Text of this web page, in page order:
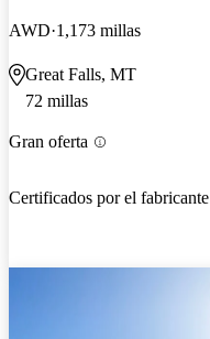
AWD 1,173 millas
Great Falls, MT
72 millas
Gran oferta
Certificados por el fabricante